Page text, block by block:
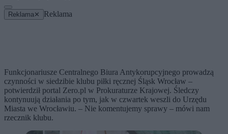
Reklama ✕ Reklama
Funkcjonariusze Centralnego Biura Antykorupcyjnego prowadzą
czynności w siedzibie klubu piłki ręcznej Śląsk Wrocław –
potwierdził portal Zero.pl w Prokuraturze Krajowej. Śledczy
kontynuują działania po tym, jak w czwartek weszli do Urzędu
Miasta we Wrocławiu. – Nie komentujemy sprawy – mówi nam
rzecznik klubu.